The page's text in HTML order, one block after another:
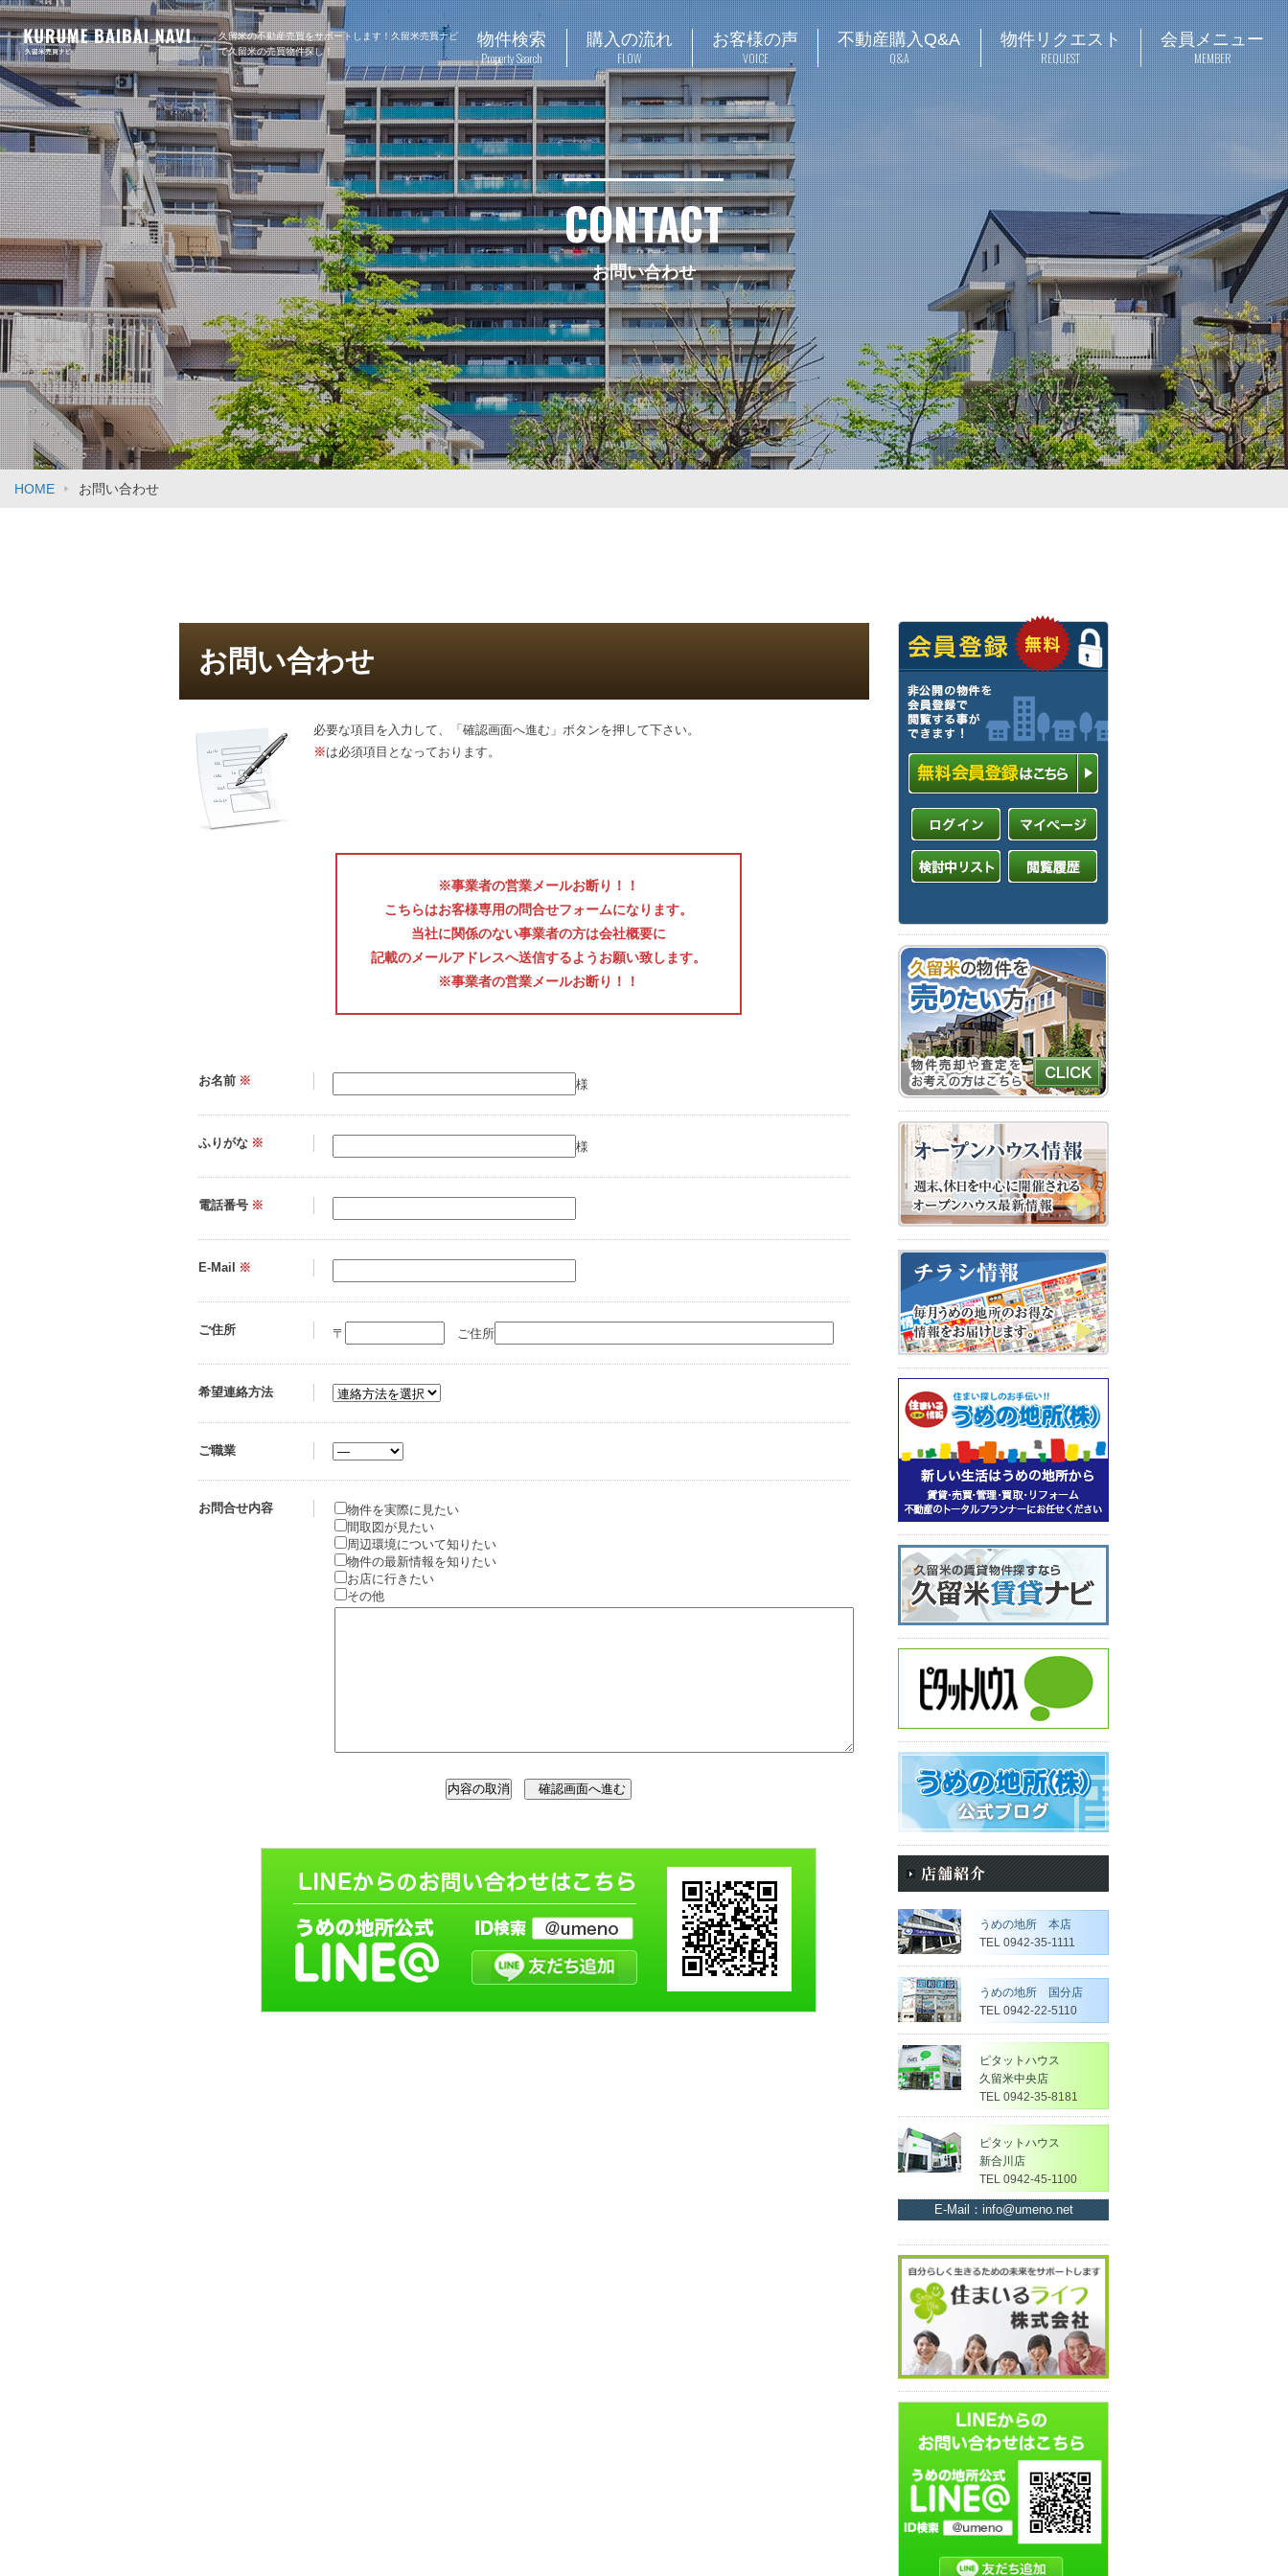
久留米の不動産売買をサポートします！久留米売買ナビ
で久留米の売買物件探し！
物件検索
Property Search
購入の流れ
FLOW
お客様の声
VOICE
不動産購入Q&A
Q&A
物件リクエスト
REQUEST
会員メニュー
MEMBER
CONTACT
お問い合わせ
HOME お問い合わせ
お問い合わせ
必要な項目を入力して、「確認画面へ進む」ボタンを押して下さい。
※は必須項目となっております。
※事業者の営業メールお断り！！
こちらはお客様専用の問合せフォームになります。
当社に関係のない事業者の方は会社概要に
記載のメールアドレスへ送信するようお願い致します。
※事業者の営業メールお断り！！
お名前 ※ 様
ふりがな ※ 様
電話番号 ※
E-Mail ※
ご住所 〒 ご住所
希望連絡方法
ご職業
お問合せ内容
物件を実際に見たい
間取図が見たい
周辺環境について知りたい
物件の最新情報を知りたい
お店に行きたい
その他
うめの地所 本店
TEL 0942-35-1111
うめの地所 国分店
TEL 0942-22-5110
ピタットハウス
久留米中央店
TEL 0942-35-8181
ピタットハウス
新合川店
TEL 0942-45-1100
E-Mail：info@umeno.net